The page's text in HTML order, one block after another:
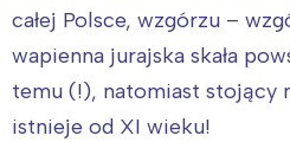
całej Polsce, wzgórzu –
wapienna jurajska skała
temu (!), natomiast stojący
istnieje od XI wieku!